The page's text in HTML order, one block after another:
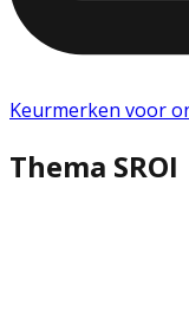
Keurmerken voor
Thema SROI